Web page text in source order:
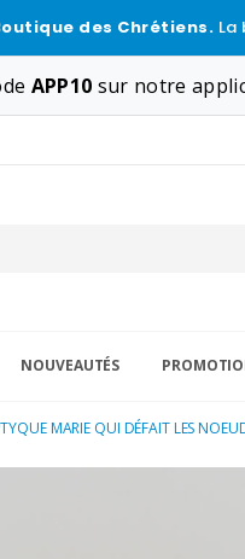
des Chrétiens. La
APP10 sur notre
NOUVEAUTÉS
MARIE QUI DÉFAIT LES